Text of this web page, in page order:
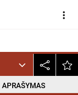
more_vert
APRAŠYMAS